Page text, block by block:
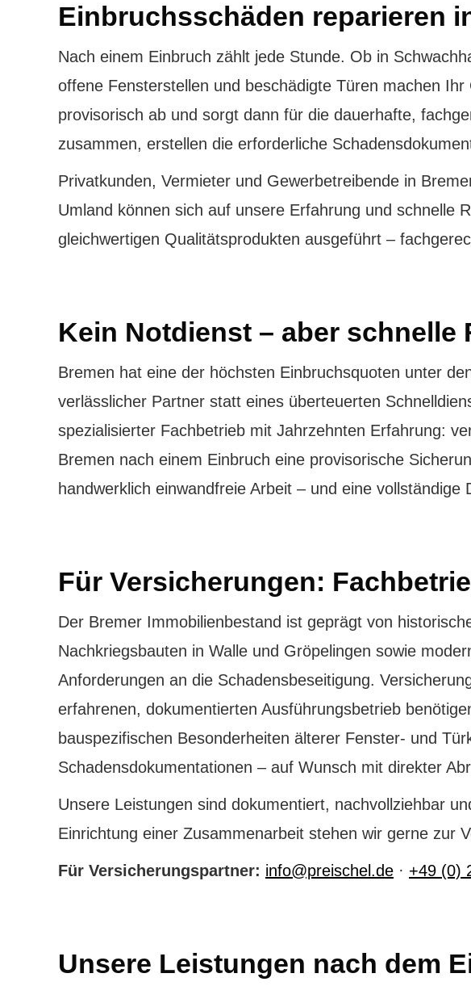
Einbruchsschäden reparieren
Nach einem Einbruch zählt jede Stunde. Ob in
offene Fensterstellen und beschädigte Türen machen
provisorisch ab und sorgt dann für die dauerhafte,
zusammen, erstellen die erforderliche
Privatkunden, Vermieter und Gewerbetreibende in
Umland können sich auf unsere Erfahrung und schnelle
gleichwertigen Qualitätsprodukten ausgeführt –
Kein Notdienst – aber schnelle
Bremen hat eine der höchsten Einbruchsquoten unter
verlässlicher Partner statt eines überteuerten
spezialisierter Fachbetrieb mit Jahrzehnten Erfahrung:
Bremen nach einem Einbruch eine provisorische
handwerklich einwandfreie Arbeit – und eine
Für Versicherungen:
Der Bremer Immobilienbestand ist geprägt von
Nachkriegsbauten in Walle und Gröpelingen sowie
Anforderungen an die Schadensbeseitigung.
erfahrenen, dokumentierten Ausführungsbetrieb
bauspezifischen Besonderheiten älterer Fenster- und
Schadensdokumentationen – auf Wunsch mit direkter
Unsere Leistungen sind dokumentiert, nachvollziehbar
Einrichtung einer Zusammenarbeit stehen wir gerne zur
Für Versicherungspartner: info@preischel.de · +49 (0)
Unsere Leistungen nach dem